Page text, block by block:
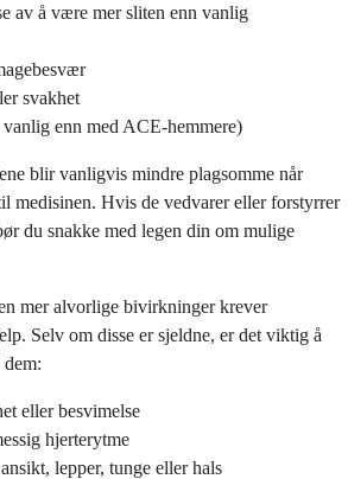
av å være mer sliten enn vanlig
svakhet
enn med ACE-hemmere)
blir vanligvis mindre plagsomme når
medisinen. Hvis de vedvarer eller forstyrrer
du snakke med legen din om mulige
mer alvorlige bivirkninger krever
Selv om disse er sjeldne, er det viktig å
eller besvimelse
hjerterytme
lepper, tunge eller hals